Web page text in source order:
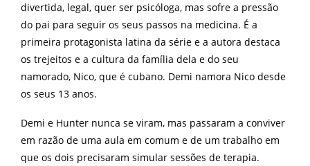
divertida, legal, quer ser psicóloga, mas sofre a pressão
do pai para seguir os seus passos na medicina. É a
primeira protagonista latina da série e a autora destaca
os trejeitos e a cultura da família dela e do seu
namorado, Nico, que é cubano. Demi namora Nico desde
os seus 13 anos.
Demi e Hunter nunca se viram, mas passaram a conviver
em razão de uma aula em comum e de um trabalho em
que os dois precisaram simular sessões de terapia.